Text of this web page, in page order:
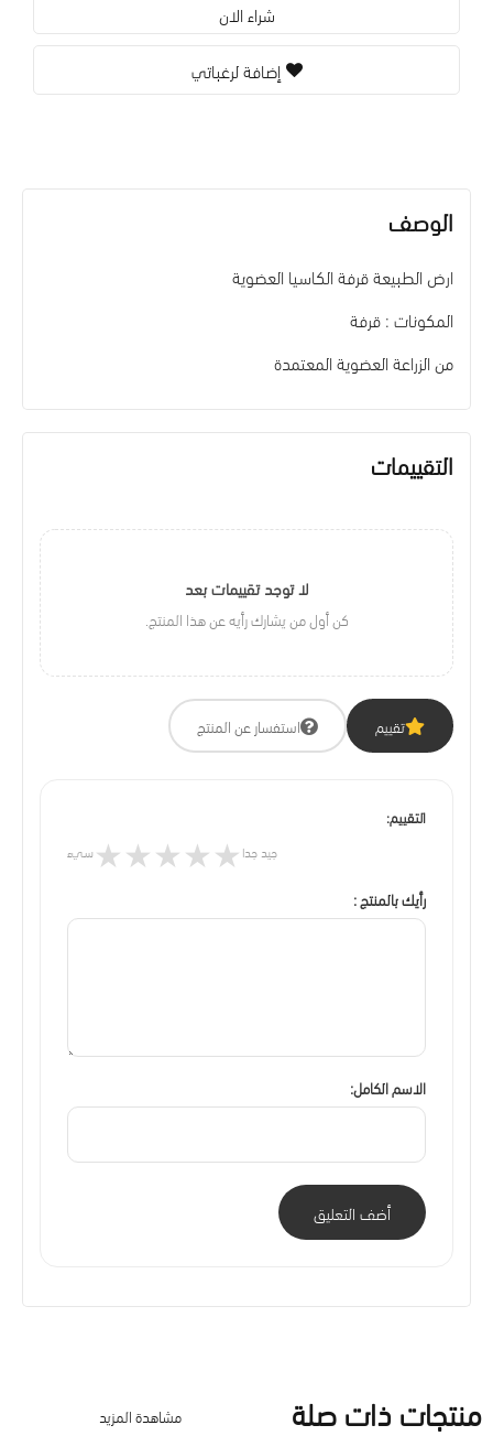
شراء الان
إضافة لرغباتي
الوصف
ارض الطبيعة قرفة الكاسيا العضوية
المكونات : قرفة
من الزراعة العضوية المعتمدة
التقييمات
لا توجد تقييمات بعد
كن أول من يشارك رأيه عن هذا المنتج.
تقييم استفسار عن المنتج
التقييم:
سيء ★★★★★ جيد جدا
رأيك بالمنتج :
الاسم الكامل:
أضف التعليق
منتجات ذات صلة مشاهدة المزيد